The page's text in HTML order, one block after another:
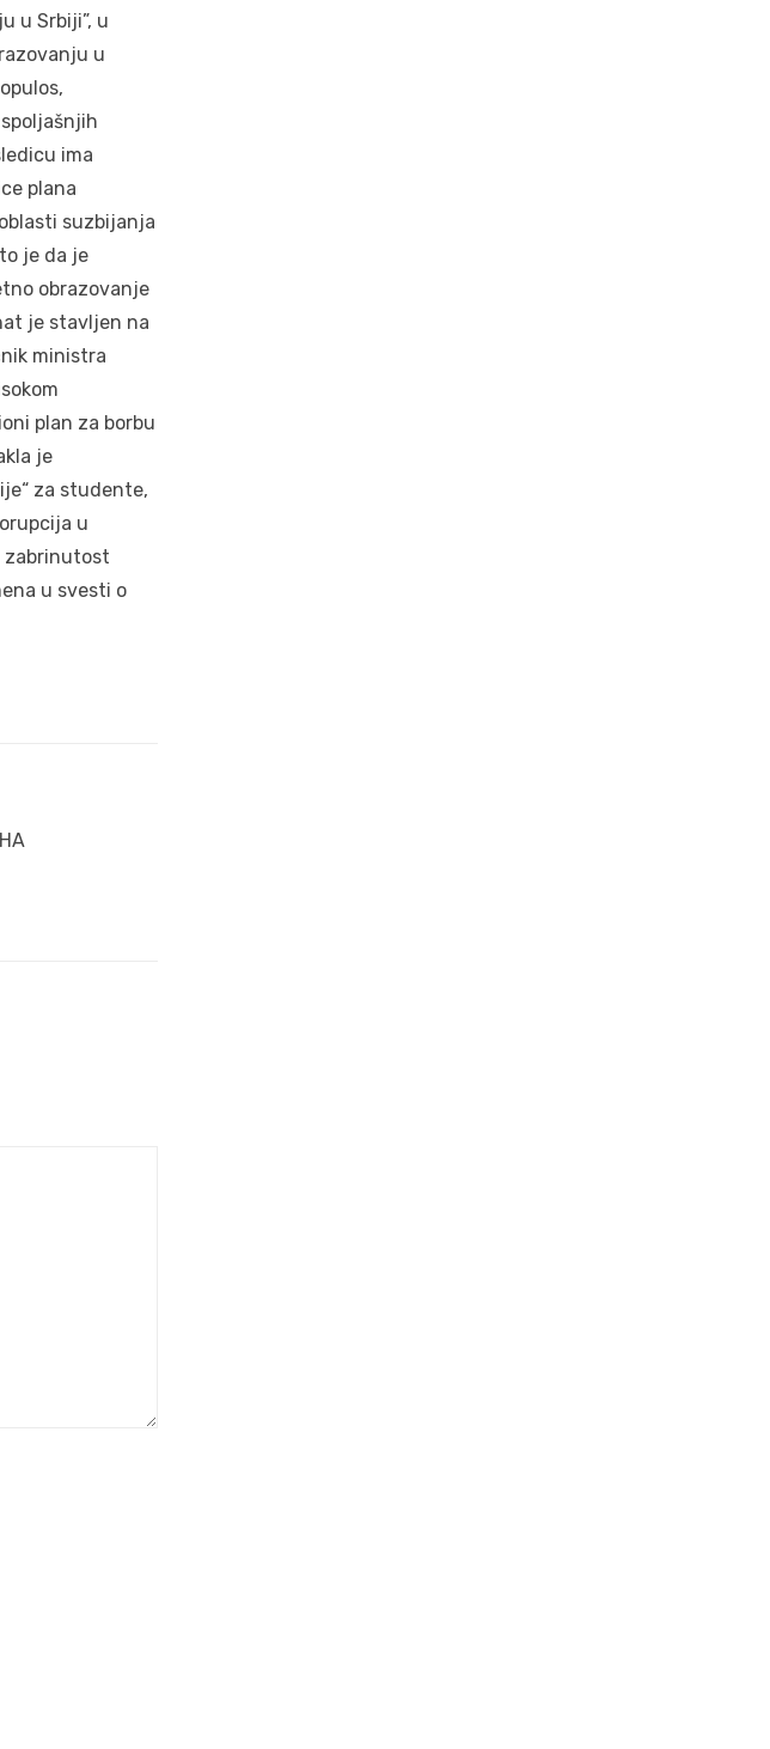
u Srbiji”, u
u
ima
plana
suzbijanja
je da je
obrazovanje
je stavljen na
ministra
plan za borbu
je
za studente,
u
zabrinutost
u svesti o